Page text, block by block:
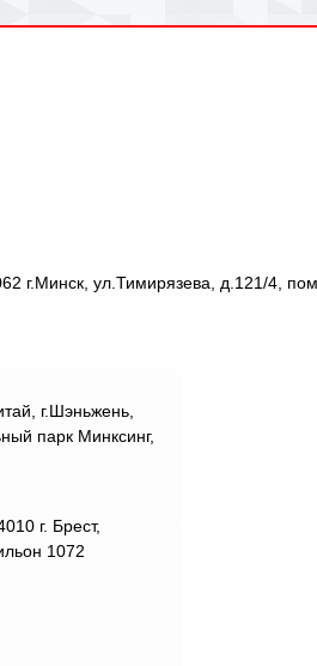
г.Минск, ул.Тимирязева, д.121/4,
г.Шэньжень,
парк Минксинг,
г. Брест,
1072